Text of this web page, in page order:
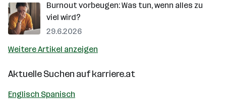
Burnout vorbeugen: Was tun, wenn alles zu
viel wird?
29.6.2026
Weitere Artikel anzeigen
Aktuelle Suchen aufkarriere.at
Englisch Spanisch